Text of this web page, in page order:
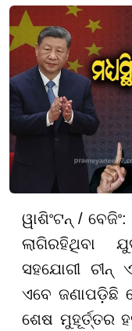
ୱାଶିଂଟନ୍ /
ଲାଗିରହିଥିବା
ସହଯୋଗୀ ଚୀନ୍
ଏବେ ଜଣାପଡ଼ିଛି
ଶେଷ ମୁହୂର୍ତ୍ତର